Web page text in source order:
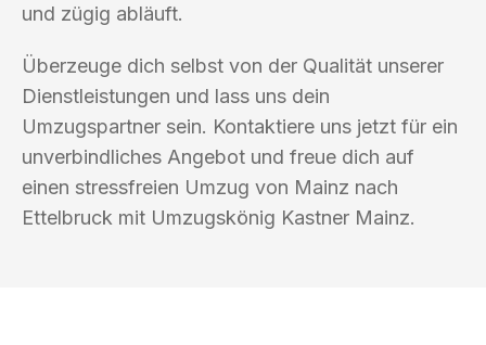
und zügig abläuft.
Überzeuge dich selbst von der Qualität unserer
Dienstleistungen und lass uns dein
Umzugspartner sein. Kontaktiere uns jetzt für ein
unverbindliches Angebot und freue dich auf
einen stressfreien Umzug von Mainz nach
Ettelbruck mit Umzugskönig Kastner Mainz.